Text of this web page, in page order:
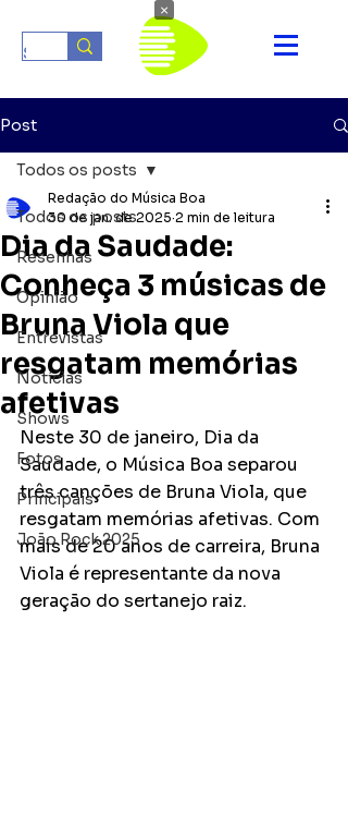
Post
Todos os posts
Resenhas
Opinião
Entrevistas
Notícias
Shows
Fotos
Principais
João Rock 2025
Todos os posts
Dia da Saudade:
Conheça 3 músicas de
Bruna Viola que
resgatam memórias
afetivas
Redação do Música Boa
30 de jan. de 2025 2 min de leitura
Neste 30 de janeiro, Dia da
Saudade, o Música Boa separou
três canções de Bruna Viola, que
resgatam memórias afetivas. Com
mais de 20 anos de carreira, Bruna
Viola é representante da nova
geração do sertanejo raiz.
×